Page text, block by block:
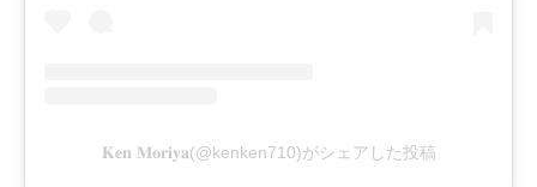
𝐊𝐞𝐧 𝐌𝐨𝐫𝐢𝐲𝐚(@kenken710)がシェアした投稿